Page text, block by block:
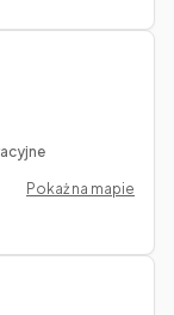
Pokaż na mapie